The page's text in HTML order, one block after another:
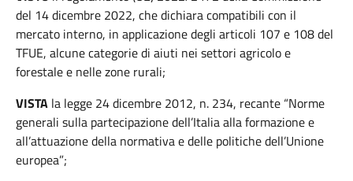
del 14 dicembre 2022, che dichiara compatibili con il
mercato interno, in applicazione degli articoli 107 e 108 del
TFUE, alcune categorie di aiuti nei settori agricolo e
forestale e nelle zone rurali;
VISTA la legge 24 dicembre 2012, n. 234, recante “Norme
generali sulla partecipazione dell’Italia alla formazione e
all’attuazione della normativa e delle politiche dell’Unione
europea”;